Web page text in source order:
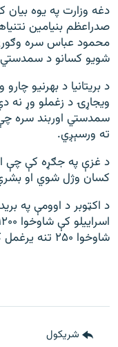
د ازادې اروپا/ ازادي
دغه وزارت په یوه بیان
صدراعظم بنیامین
محمود عباس سره
شویو کسانو د
د بریتانیا د بهرنیو
ویجاړۍ د زغملو وړ نه
سمدستي اوربند سره
ته ورسېږي.
د غزې په جګړه کې چې
کسان وژل شوي او
د اکټوبر د اوومې په
شاوخوا ۲۵۰ تنه یرغمل کړل.
شريکول